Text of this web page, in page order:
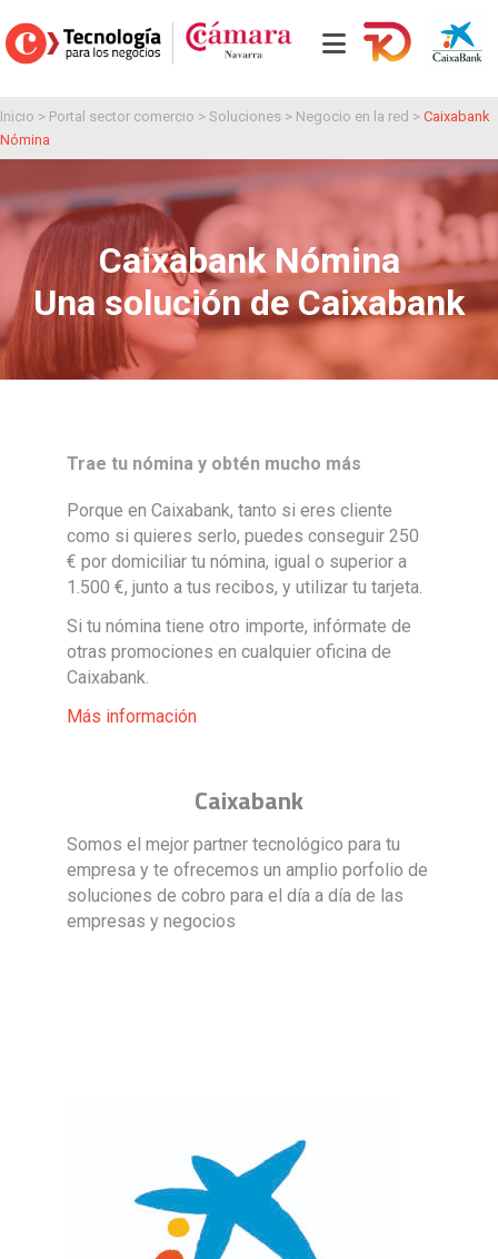
Inicio > Portal sector comercio > Soluciones > Negocio en la red > Caixabank
Nómina
Caixabank Nómina
Una solución de Caixabank
Trae tu nómina y obtén mucho más
Porque en Caixabank, tanto si eres cliente
como si quieres serlo, puedes conseguir 250
€ por domiciliar tu nómina, igual o superior a
1.500 €, junto a tus recibos, y utilizar tu tarjeta.
Si tu nómina tiene otro importe, infórmate de
otras promociones en cualquier oficina de
Caixabank.
Más información
Caixabank
Somos el mejor partner tecnológico para tu
empresa y te ofrecemos un amplio porfolio de
soluciones de cobro para el día a día de las
empresas y negocios